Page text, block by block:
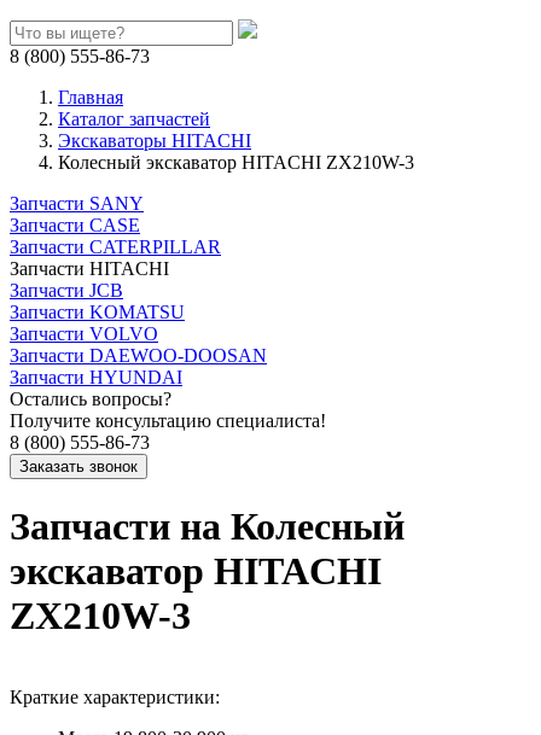
8 (800) 555-86-73
Главная
Каталог запчастей
Экскаваторы HITACHI
Колесный экскаватор HITACHI ZX210W-3
Запчасти SANY
Запчасти CASE
Запчасти CATERPILLAR
Запчасти HITACHI
Запчасти JCB
Запчасти KOMATSU
Запчасти VOLVO
Запчасти DAEWOO-DOOSAN
Запчасти HYUNDAI
Остались вопросы?
Получите консультацию специалиста!
8 (800) 555-86-73
Запчасти на Колесный
экскаватор HITACHI
ZX210W-3
Краткие характеристики: